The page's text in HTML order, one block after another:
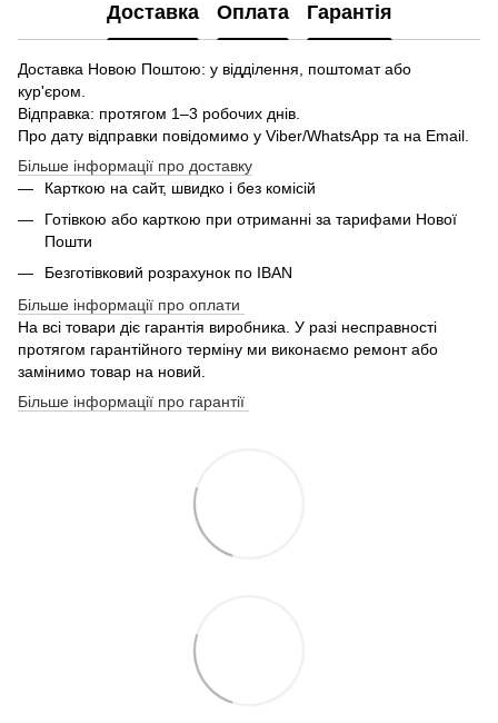
Доставка Оплата Гарантія
Доставка Новою Поштою: у відділення, поштомат або
кур'єром.
Відправка: протягом 1–3 робочих днів.
Про дату відправки повідомимо у Viber/WhatsApp та на Email.
Більше інформації про доставку
Карткою на сайт, швидко і без комісій
Готівкою або карткою при отриманні за тарифами Нової
Пошти
Безготівковий розрахунок по IBAN
Більше інформації про оплати
На всі товари діє гарантія виробника. У разі несправності
протягом гарантійного терміну ми виконаємо ремонт або
замінимо товар на новий.
Більше інформації про гарантії